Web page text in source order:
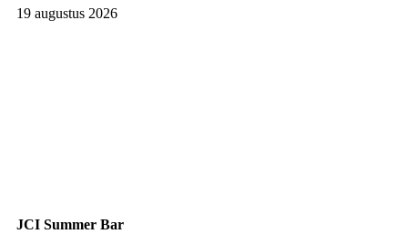
19 augustus 2026
JCI Summer Bar